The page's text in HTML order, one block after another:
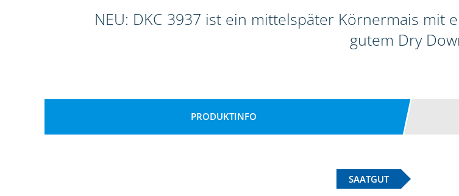
NEU: DKC 3937 ist ein mittelspäter Körnermais mit
gutem Dry
PRODUKTINFO
SAATGUT